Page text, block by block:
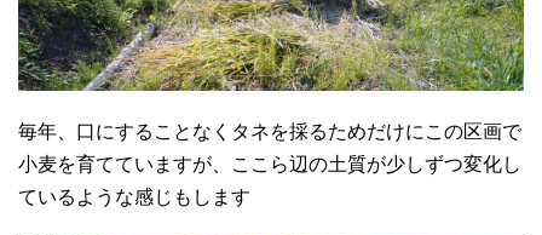
毎年、口にすることなくタネを採るためだけにこの区画で
小麦を育てていますが、ここら辺の土質が少しずつ変化し
ているような感じもします